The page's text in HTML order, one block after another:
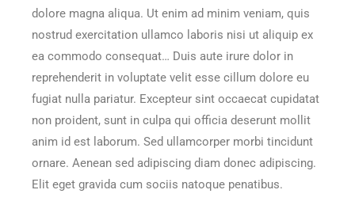
dolore magna aliqua. Ut enim ad minim veniam, quis
nostrud exercitation ullamco laboris nisi ut aliquip ex
ea commodo consequat… Duis aute irure dolor in
reprehenderit in voluptate velit esse cillum dolore eu
fugiat nulla pariatur. Excepteur sint occaecat cupidatat
non proident, sunt in culpa qui officia deserunt mollit
anim id est laborum. Sed ullamcorper morbi tincidunt
ornare. Aenean sed adipiscing diam donec adipiscing.
Elit eget gravida cum sociis natoque penatibus.